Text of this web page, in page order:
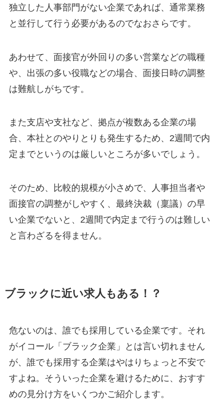
独立した人事部門がない企業であれば、通常業務
と並行して行う必要があるのでなおさらです。
あわせて、面接官が外回りの多い営業などの職種
や、出張の多い役職などの場合、面接日時の調整
は難航しがちです。
また支店や支社など、拠点が複数ある企業の場
合、本社とのやりとりも発生するため、2週間で内
定までというのは厳しいところが多いでしょう。
そのため、比較的規模が小さめで、人事担当者や
面接官の調整がしやすく、最終決裁（稟議）の早
い企業でないと、2週間で内定まで行うのは難しい
と言わざるを得ません。
ブラックに近い求人もある！？
危ないのは、誰でも採用している企業です。それ
がイコール「ブラック企業」とは言い切れません
が、誰でも採用する企業はやはりちょっと不安で
すよね。そういった企業を避けるために、おすす
めの見分け方をいくつかご紹介します。